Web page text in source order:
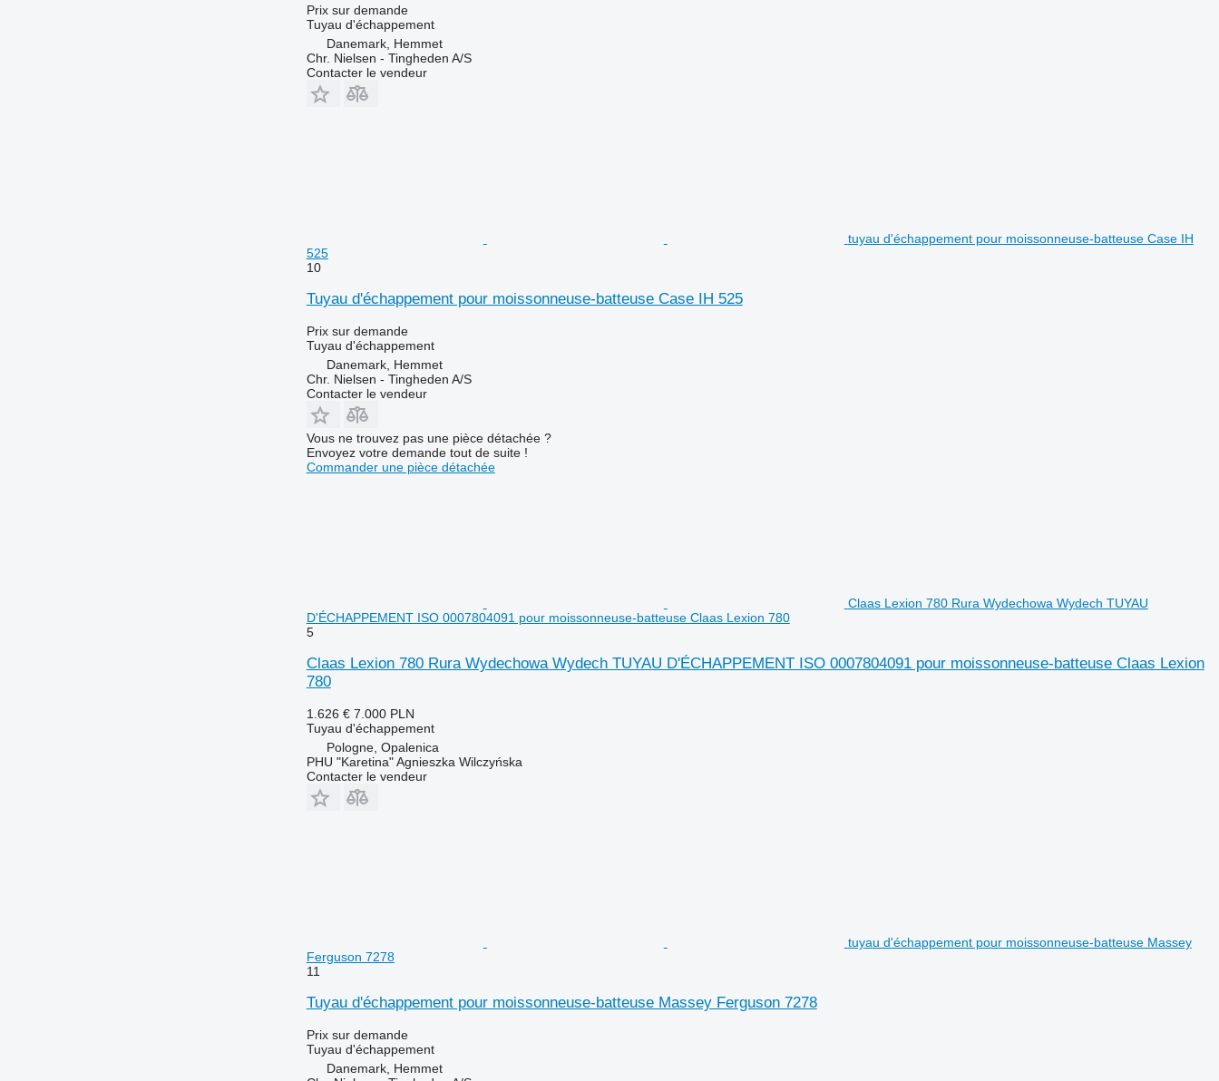
Prix sur demande
Tuyau d'échappement
Danemark, Hemmet
Chr. Nielsen - Tingheden A/S
Contacter le vendeur
tuyau d'échappement pour moissonneuse-batteuse Case IH
525
10
Tuyau d'échappement pour moissonneuse-batteuse Case IH 525
Prix sur demande
Tuyau d'échappement
Danemark, Hemmet
Chr. Nielsen - Tingheden A/S
Contacter le vendeur
Vous ne trouvez pas une pièce détachée ?
Envoyez votre demande tout de suite !
Commander une pièce détachée
Claas Lexion 780 Rura Wydechowa Wydech TUYAU
D'ÉCHAPPEMENT ISO 0007804091 pour moissonneuse-batteuse Claas Lexion 780
5
Claas Lexion 780 Rura Wydechowa Wydech TUYAU D'ÉCHAPPEMENT ISO 0007804091 pour moissonneuse-batteuse Claas Lexion
780
1.626 € 7.000 PLN
Tuyau d'échappement
Pologne, Opalenica
PHU "Karetina" Agnieszka Wilczyńska
Contacter le vendeur
tuyau d'échappement pour moissonneuse-batteuse Massey
Ferguson 7278
11
Tuyau d'échappement pour moissonneuse-batteuse Massey Ferguson 7278
Prix sur demande
Tuyau d'échappement
Danemark, Hemmet